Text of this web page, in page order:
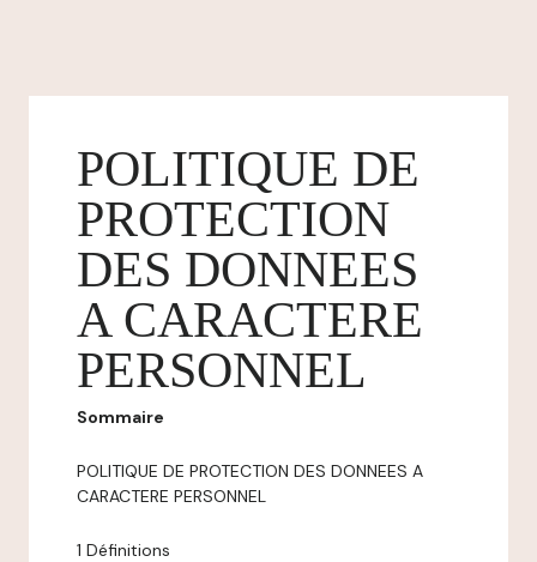
POLITIQUE DE
PROTECTION
DES DONNEES
A CARACTERE
PERSONNEL
Sommaire
POLITIQUE DE PROTECTION DES DONNEES A
CARACTERE PERSONNEL
1 Définitions